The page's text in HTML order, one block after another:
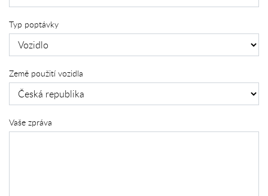
Typ poptávky
Země použití vozidla
Vaše zpráva